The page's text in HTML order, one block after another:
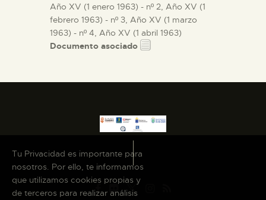
Año XV (1 enero 1963) - nº 2, Año XV (1
febrero 1963) - nº 3, Año XV (1 marzo
1963) - nº 4, Año XV (1 abril 1963)
Documento asociado
Tu Privacidad es importante para
nosotros. Por ello, te informamos
que utilizamos cookies propias y
de terceros para realizar análisis